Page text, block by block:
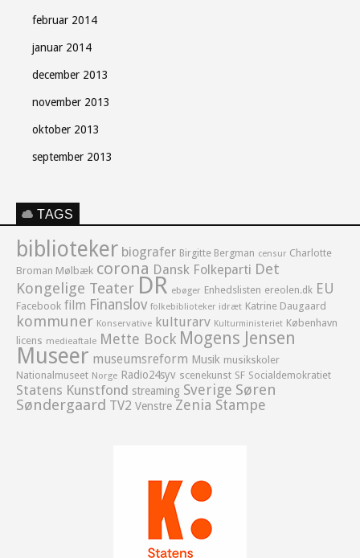
februar 2014
januar 2014
december 2013
november 2013
oktober 2013
september 2013
TAGS
biblioteker biografer Birgitte Bergman censur Charlotte
Broman Mølbæk corona Dansk Folkeparti Det
Kongelige Teater DR ebøger Enhedslisten ereolen.dk EU
Facebook film Finanslov folkebiblioteker idræt Katrine Daugaard
kommuner Konservative kulturarv Kulturministeriet København
licens medieaftale Mette Bock Mogens Jensen
Museer museumsreform Musik musikskoler
Nationalmuseet Norge Radio24syv scenekunst SF Socialdemokratiet
Statens Kunstfond streaming Sverige Søren
Søndergaard TV2 Venstre Zenia Stampe